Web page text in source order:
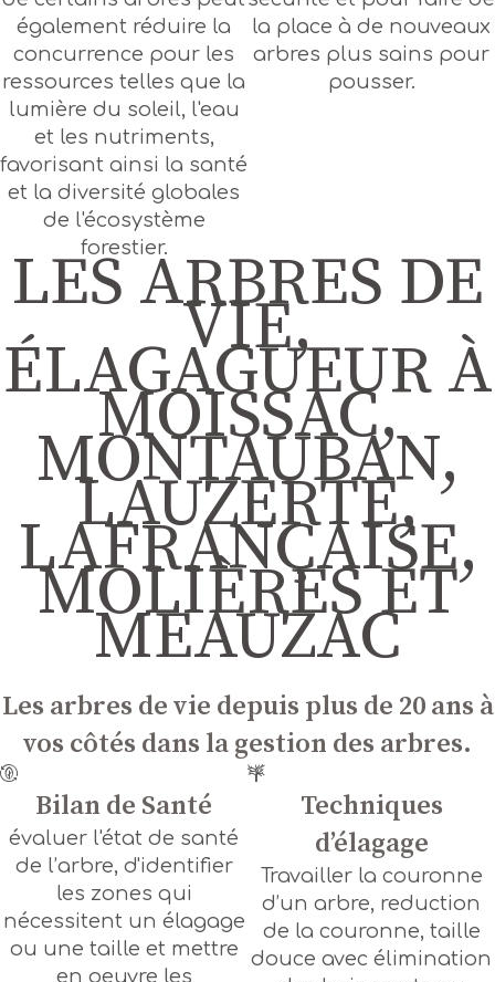
également réduire la
concurrence pour les
ressources telles que la
lumière du soleil, l'eau
et les nutriments,
favorisant ainsi la santé
et la diversité globales
de l'écosystème
forestier.
la place à de nouveaux
arbres plus sains pour
pousser.
LES ARBRES DE
VIE,
ÉLAGAGUEUR À
MOISSAC,
MONTAUBAN,
LAUZERTE,
LAFRANÇAISE,
MOLIÈRES ET
MEAUZAC
Les arbres de vie depuis plus de 20 ans à
vos côtés dans la gestion des arbres.
Bilan de Santé
évaluer l'état de santé
de l’arbre, d'identifier
les zones qui
nécessitent un élagage
ou une taille et mettre
en oeuvre les
Techniques
dʼélagage
Travailler la couronne
d’un arbre, reduction
de la couronne, taille
douce avec élimination